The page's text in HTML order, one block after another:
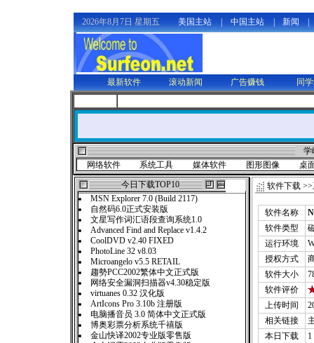
2026年8月7日 星期五 美国主站 中国主站 新闻
最新软件 滚动新闻 广告赚钱 同
学
网络软件
系统工具 媒体软件 图形图像
桌
今日下载TOP10
MSN Explorer 7.0 (Build 2117)
自然码6.0正式安装版
文星写作词汇语段查询系统1.0
Advanced Find and Replace v1.4.2
CoolDVD v2.40 FIXED
PhotoLine 32 v8.03
Microangelo v5.5 RETAIL
趨勢PCC2002繁体中文正式版
网络安全漏洞扫描器v4.30稳定版
virtuanes 0.32 汉化版
ArtIcons Pro 3.10b 注册版
电脑播音员 3.0 简体中文正式版
博奥彩票分析系统千禧版
金山快译2002专业版零售版
软件下载 >>
软件名称
软件类型
运行环境
授权方式
软件大小
软件评价
上传时间
相关链接
本日下载